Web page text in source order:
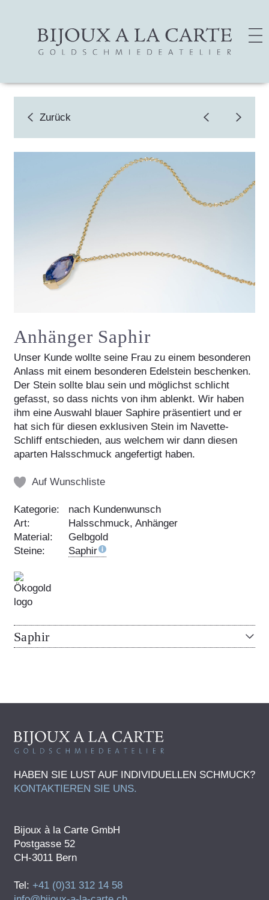
Zurück
Anhänger Saphir
Unser Kunde wollte seine Frau zu einem besonderen
Anlass mit einem besonderen Edelstein beschenken.
Der Stein sollte blau sein und möglichst schlicht
gefasst, so dass nichts von ihm ablenkt. Wir haben
ihm eine Auswahl blauer Saphire präsentiert und er
hat sich für diesen exklusiven Stein im Navette-
Schliff entschieden, aus welchem wir dann diesen
aparten Halsschmuck angefertigt haben.
Auf Wunschliste
Kategorie:
nach Kundenwunsch
Art:
Halsschmuck, Anhänger
Material:
Gelbgold
Steine:
Saphir
Saphir
HABEN SIE LUST AUF INDIVIDUELLEN SCHMUCK?
KONTAKTIEREN SIE UNS.
Bijoux à la Carte GmbH
Postgasse 52
CH-3011 Bern
Tel: +41 (0)31 312 14 58